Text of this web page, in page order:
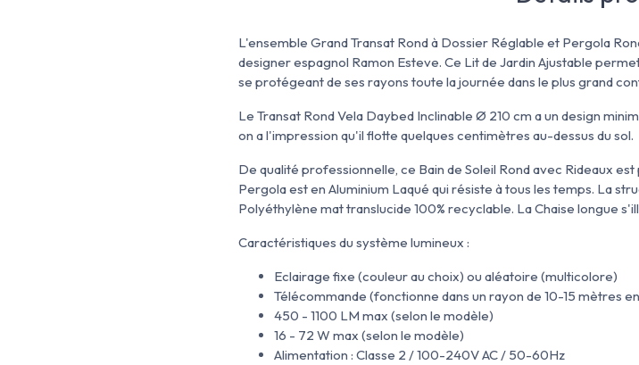
L'ensemble Grand Transat Rond à Dossier Réglable et Pergola
designer espagnol Ramon Esteve. Ce Lit de Jardin Ajustable
se protégeant de ses rayons toute la journée dans le plus grand
Le Transat Rond Vela Daybed Inclinable Ø 210 cm a un design
on a l'impression qu'il flotte quelques centimètres au-dessus du sol.
De qualité professionnelle, ce Bain de Soleil Rond avec Rideaux
Pergola est en Aluminium Laqué qui résiste à tous les temps. La
Polyéthylène mat translucide 100% recyclable. La Chaise longue
Caractéristiques du système lumineux :
Eclairage fixe (couleur au choix) ou aléatoire (multicolore)
Télécommande (fonctionne dans un rayon de 10-15 mètres
450 - 1100 LM max (selon le modèle)
16 - 72 W max (selon le modèle)
Alimentation : Classe 2 / 100-240V AC / 50-60Hz